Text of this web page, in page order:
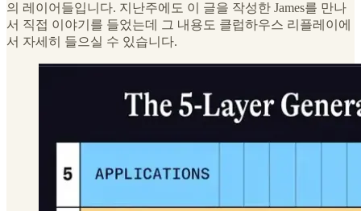
의 레이어들입니다. 지난주에도 이 글을 작성한 James를 만나
서 직접 이야기를 들었는데 그 내용도 클럽하우스 리플레이에
서 자세히 들으실 수 있습니다.